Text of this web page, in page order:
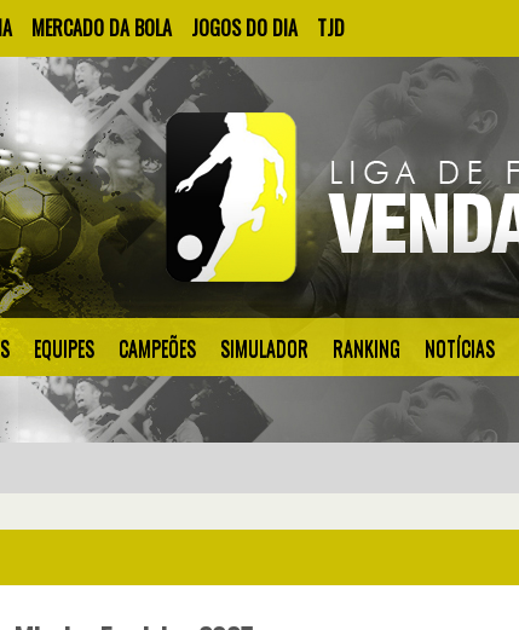
MERCADO DA BOLA JOGOS DO DIA TJD
EQUIPES CAMPEÕES SIMULADOR RANKING NOTÍCIAS